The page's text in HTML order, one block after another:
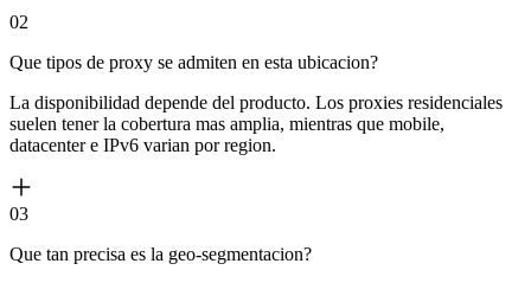
02
Que tipos de proxy se admiten en esta ubicacion?
La disponibilidad depende del producto. Los proxies residenciales
suelen tener la cobertura mas amplia, mientras que mobile,
datacenter e IPv6 varian por region.
03
Que tan precisa es la geo-segmentacion?